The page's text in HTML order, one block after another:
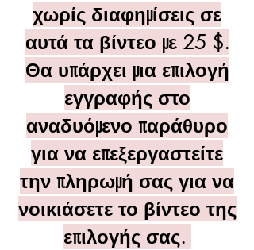
χωρίς διαφημίσεις σε
αυτά τα βίντεο με 25 $.
Θα υπάρχει μια επιλογή
εγγραφής στο
αναδυόμενο παράθυρο
για να επεξεργαστείτε
την πληρωμή σας για να
νοικιάσετε το βίντεο της
επιλογής σας.